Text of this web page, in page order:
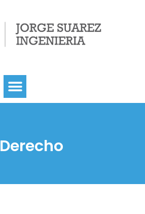
Derecho